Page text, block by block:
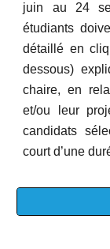
juin au 24
étudiants
détaillé en
dessous)
chaire, en
et/ou leur
candidats
court d’une